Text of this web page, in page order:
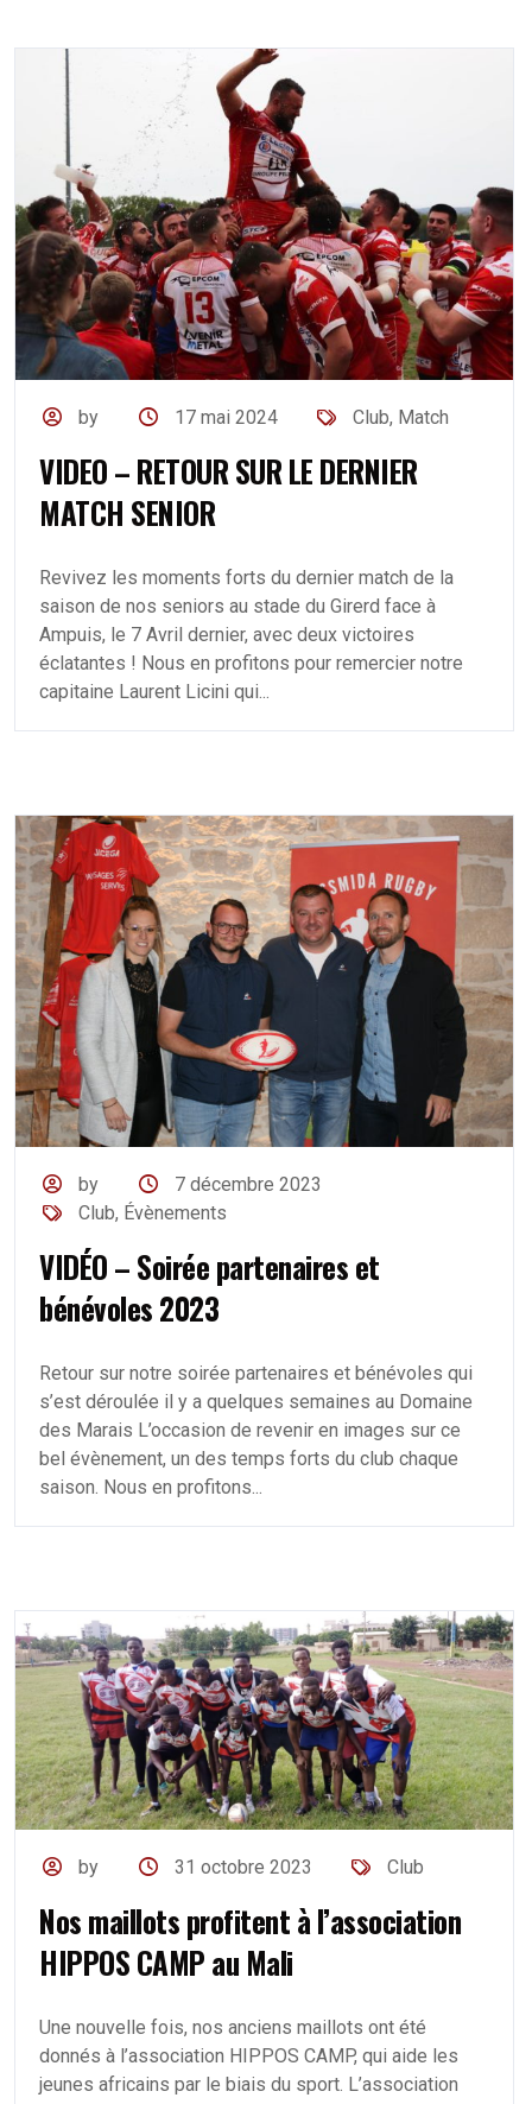
by 17 mai 2024 Club, Match
VIDEO – RETOUR SUR LE DERNIER
MATCH SENIOR
Revivez les moments forts du dernier match de la
saison de nos seniors au stade du Girerd face à
Ampuis, le 7 Avril dernier, avec deux victoires
éclatantes ! Nous en profitons pour remercier notre
capitaine Laurent Licini qui...
by
7 décembre 2023
Club, Évènements
VIDÉO – Soirée partenaires et
bénévoles 2023
Retour sur notre soirée partenaires et bénévoles qui
s’est déroulée il y a quelques semaines au Domaine
des Marais L’occasion de revenir en images sur ce
bel évènement, un des temps forts du club chaque
saison. Nous en profitons...
by 31 octobre 2023 Club
Nos maillots profitent à l’association
HIPPOS CAMP au Mali
Une nouvelle fois, nos anciens maillots ont été
donnés à l’association HIPPOS CAMP, qui aide les
jeunes africains par le biais du sport. L’association